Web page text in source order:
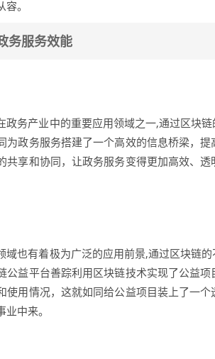
。
务服务效能
政务产业中的重要应用领域之一,通过区块
为政务服务搭建了一个高效的信息桥梁，
共享和协同，让政务服务变得更加高效、
域也有着极为广泛的应用前景,通过区块链
公益平台善踪利用区块链技术实现了公益
使用情况，这就如同给公益项目装上了一
中来。